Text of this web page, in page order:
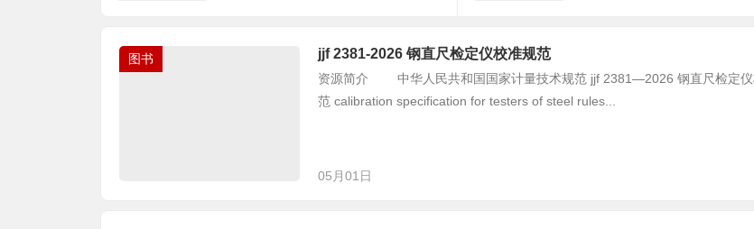
图书 jjf 2381-2026 钢直尺检定仪校准规范
资源简介 中华人民共和国国家计量技术规范 jjf 2381—2026 钢直尺检定仪
范 calibration specification for testers of steel rules...
05月01日